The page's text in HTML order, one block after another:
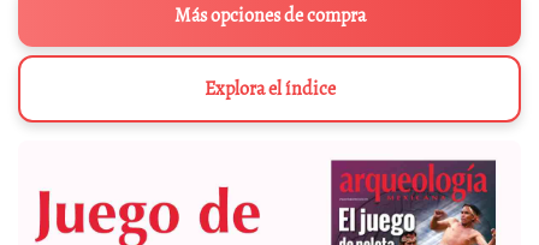
Más opciones de compra
Explora el índice